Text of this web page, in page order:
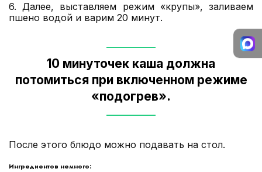
6. Далее, выставляем режим «крупы», заливаем
пшено водой и варим 20 минут.
10 минуточек каша должна
потомиться при включенном режиме
«подогрев».
После этого блюдо можно подавать на стол.
Ингредиентов немного: